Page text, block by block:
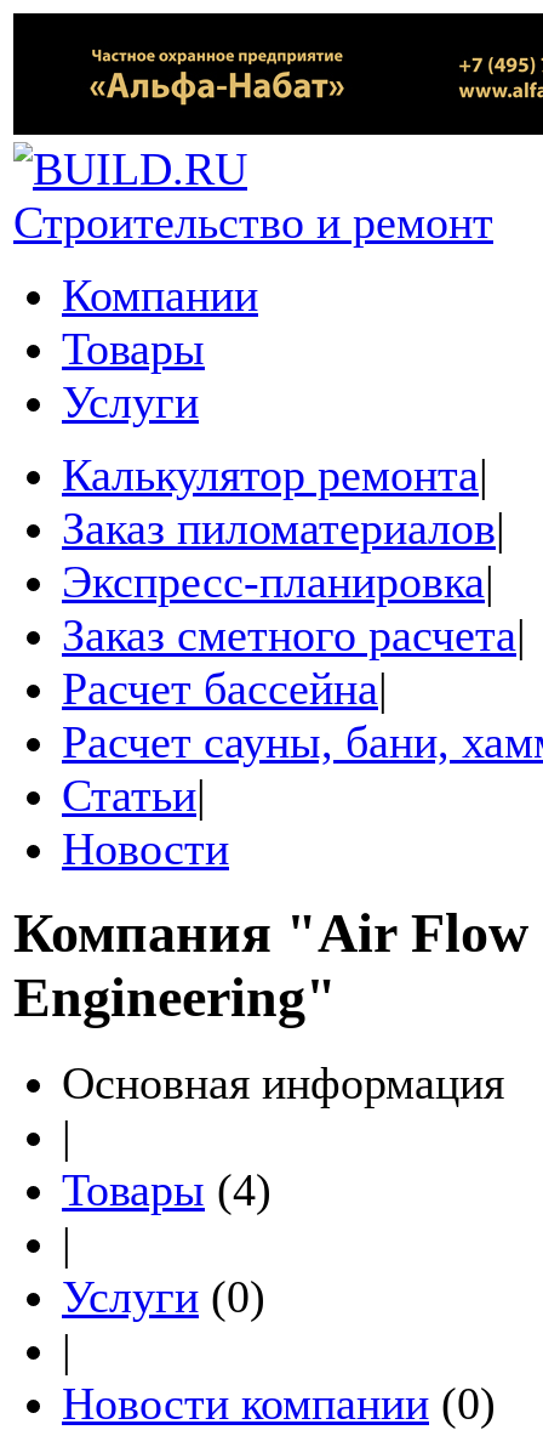
Строительство и ремонт
Компании
Товары
Услуги
Калькулятор ремонта|
Заказ пиломатериалов|
Экспресс-планировка|
Заказ сметного расчета|
Расчет бассейна|
Расчет сауны, бани,
Статьи|
Новости
Компания "Air Flow
Engineering"
Основная информация
|
Товары (4)
|
Услуги (0)
|
Новости компании (0)